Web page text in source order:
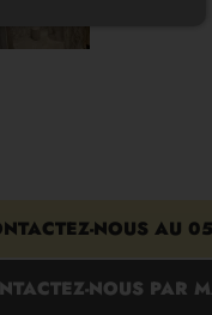
NOUS AU
NOUS PAR